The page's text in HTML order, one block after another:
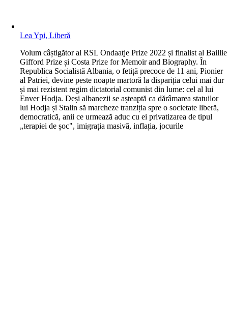
Lea Ypi, Liberă
Volum câștigător al RSL Ondaatje Prize 2022 și finalist al Baillie
Gifford Prize și Costa Prize for Memoir and Biography. În
Republica Socialistă Albania, o fetiță precoce de 11 ani, Pionier
al Patriei, devine peste noapte martoră la dispariția celui mai dur
și mai rezistent regim dictatorial comunist din lume: cel al lui
Enver Hodja. Deși albanezii se așteaptă ca dărâmarea statuilor
lui Hodja și Stalin să marcheze tranziția spre o societate liberă,
democratică, anii ce urmează aduc cu ei privatizarea de tipul
„terapiei de șoc", imigrația masivă, inflația, jocurile